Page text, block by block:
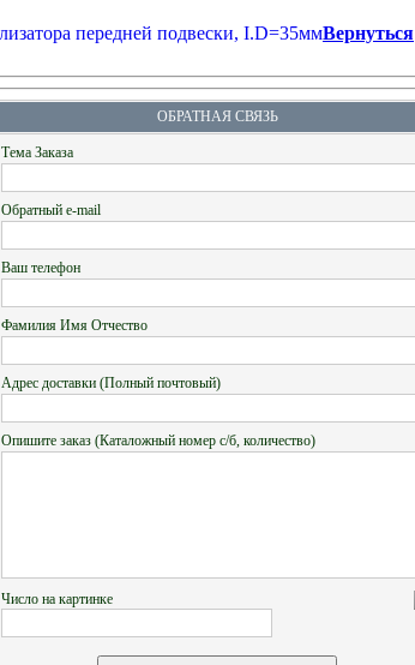
Вернуться
ОБРАТНАЯ СВЯЗЬ
Тема Заказа
Обратный e-mail
Ваш телефон
Фамилия Имя Отчество
Адрес доставки (Полный почтовый)
Опишите заказ (Каталожный номер с/б, количество)
Число на картинке